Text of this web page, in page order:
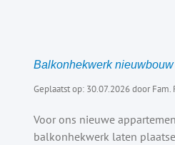
Balkonhekwerk nieuwbouw
Geplaatst op: 30.07.2026 door Fam.
Voor ons nieuwe
balkonhekwerk laten